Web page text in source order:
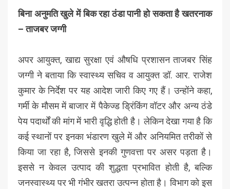
बिना अनुमति खुले में बिक रहा ठंडा पानी हो सकता है खतरनाक
– ताजबर जग्गी
अपर आयुक्त, खाद्य सुरक्षा एवं औषधि प्रशासन ताजबर सिंह
जग्गी ने बताया कि स्वास्थ्य सचिव व आयुक्त डॉ. आर. राजेश
कुमार के निर्देश पर यह आदेश जारी किए गए हैं। उन्होंने कहा,
गर्मी के मौसम में बाजार में पैकेज्ड ड्रिंकिंग वॉटर और अन्य ठंडे
पेय पदार्थों की मांग में भारी वृद्धि होती है। लेकिन देखा गया है कि
कई स्थानों पर इनका भंडारण खुले में और अनियमित तरीकों से
किया जा रहा है, जिससे इनकी गुणवत्ता पर असर पड़ता है।
इससे न केवल उत्पाद की शुद्धता प्रभावित होती है, बल्कि
जनस्वास्थ्य पर भी गंभीर खतरा उत्पन्न होता है। विभाग को इस